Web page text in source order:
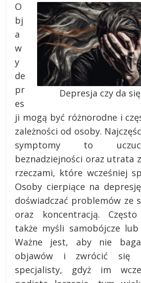
Depresja czy da
O
bj
a
w
y
de
pr
es
ji mogą być różnorodne i
zależności od osoby.
symptomy to
beznadziejności oraz utrata
rzeczami, które wcześniej
Osoby cierpiące na
doświadczać problemów ze
oraz koncentracją.
także myśli samobójcze
Ważne jest, aby nie
objawów i zwrócić się
specjalisty, gdyż im